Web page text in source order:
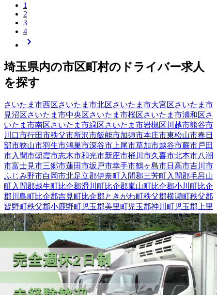
1
2
3
4
埼玉県内の市区町村の ドライバー求人
を探す
さいたま市西区さいたま市北区さいたま市大宮区さいたま市
見沼区さいたま市中央区さいたま市桜区さいたま市浦和区さ
いたま市南区さいたま市緑区さいたま市岩槻区 川越市熊谷市
川口市行田市秩父市所沢市飯能市加須市本庄市東松山市春日
部市狭山市羽生市鴻巣市深谷市 上尾市草加市越谷市蕨市戸田
市入間市朝霞市志木市和光市新座市桶川市久喜市北本市八潮
市富士見市三郷市蓮田市坂戸市幸手市鶴ヶ島市日高市吉川市
ふじみ野市白岡市北足立郡伊奈町入間郡三芳町入間郡毛呂山
町入間郡越生町比企郡滑川町比企郡嵐山町比企郡小川町比企
郡川島町比企郡吉見町比企郡ときがわ町秩父郡横瀬町秩父郡
皆野町秩父郡小鹿野町児玉郡美里町児玉郡神川町児玉郡上里
町大里郡寄居町南埼玉郡宮代町北葛飾郡杉戸町北葛飾郡松伏
町
埼玉県熊谷市の人気条件から探す
正社員トラック中型トラック・中型免許大型トラック・大型
免許長距離回送トレーラー